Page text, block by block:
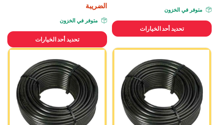
متوفر في الخزون
تحديد أحد الخيارات
الضريبة
متوفر في الخزون
تحديد أحد الخيارات